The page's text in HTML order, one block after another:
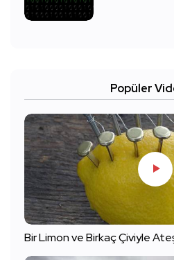
Popüler
Bir Limon ve Birkaç Çiviyle Ateş